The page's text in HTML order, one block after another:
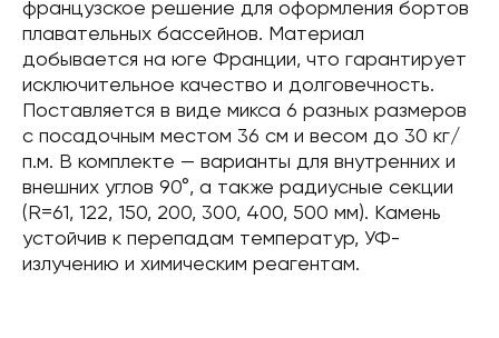
французское решение для оформления бортов
плавательных бассейнов. Материал
добывается на юге Франции, что гарантирует
исключительное качество и долговечность.
Поставляется в виде микса 6 разных размеров
с посадочным местом 36 см и весом до 30 кг/
п.м. В комплекте — варианты для внутренних и
внешних углов 90°, а также радиусные секции
(R=61, 122, 150, 200, 300, 400, 500 мм). Камень
устойчив к перепадам температур, УФ-
излучению и химическим реагентам.